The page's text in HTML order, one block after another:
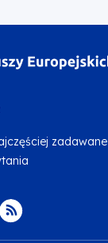
zadawane